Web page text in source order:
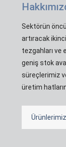
Sektörün
artıracak
tezgahları ve
geniş stok
süreçlerimiz
üretim